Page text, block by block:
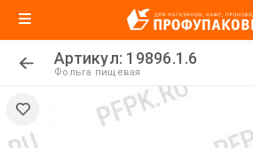
Артикул: 19896.1.6
Фольга пищевая